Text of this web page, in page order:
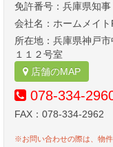
免許番号：兵庫県知
会社名：ホームメイ
所在地：兵庫県神戸
１１２号室
店舗のMAP
078-334-
FAX：078-334-2962
※お問い合わせの際は、物